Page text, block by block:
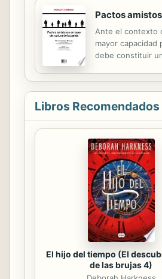
Pactos
Ante el contexto
mayor
debe constituir
Libros Recomendados
El hijo del tiempo (El
de las brujas 4)